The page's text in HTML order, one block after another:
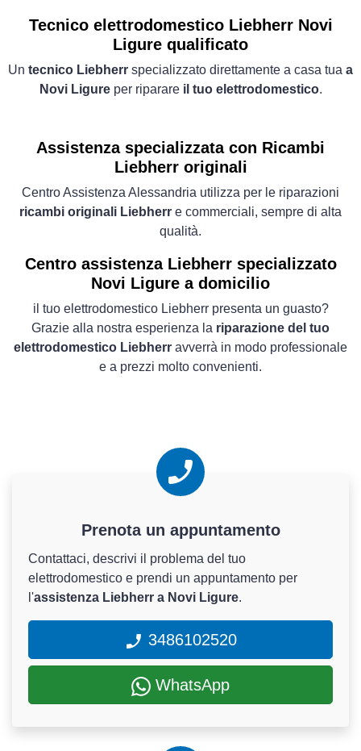
Tecnico elettrodomestico Liebherr Novi
Ligure qualificato
Un tecnico Liebherr specializzato direttamente a casa tua a
Novi Ligureper riparare il tuo elettrodomestico.
Assistenza specializzata con Ricambi
Liebherr originali
Centro Assistenza Alessandria utilizza per le riparazioni
ricambi originali Liebherr e commerciali, sempre di alta
qualità.
Centro assistenza Liebherr specializzato
Novi Ligure a domicilio
il tuo elettrodomestico Liebherr presenta un guasto?
Grazie alla nostra esperienza la riparazione del tuo
elettrodomestico Liebherr avverrà in modo professionale
e a prezzi molto convenienti.
Prenota un appuntamento
Contattaci, descrivi il problema del tuo
elettrodomestico e prendi un appuntamento per
l'assistenza Liebherr a Novi Ligure.
3486102520
WhatsApp